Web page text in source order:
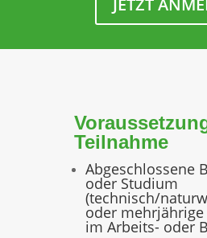
JETZT
Teilnahme
Abgeschlossene
oder Studium
(technisch/
oder
im Arbeits- oder